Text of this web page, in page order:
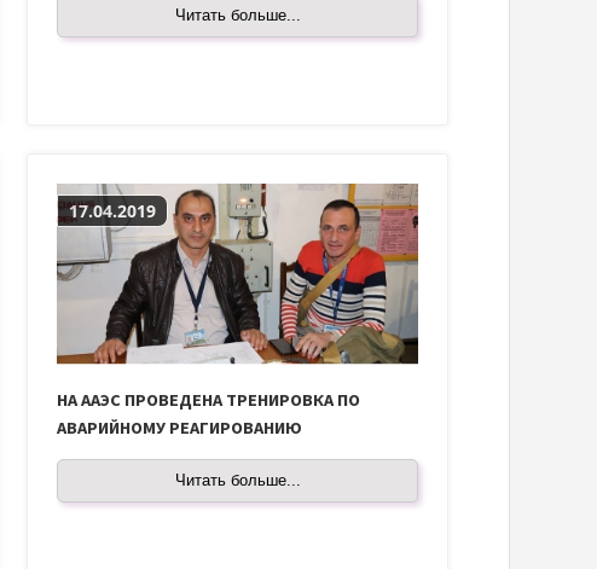
Читать больше...
17.04.2019
НА ААЭС ПРОВЕДЕНА ТРЕНИРОВКА ПО
АВАРИЙНОМУ РЕАГИРОВАНИЮ
Читать больше...